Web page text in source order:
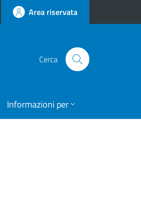
Area riservata
Cerca
Informazioni per